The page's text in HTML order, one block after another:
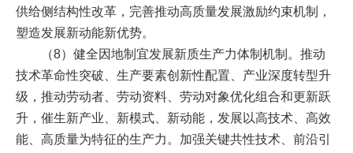
供给侧结构性改革，完善推动高质量发展激励约束机制，
塑造发展新动能新优势。
（8）健全因地制宜发展新质生产力体制机制。推动
技术革命性突破、生产要素创新性配置、产业深度转型升
级，推动劳动者、劳动资料、劳动对象优化组合和更新跃
升，催生新产业、新模式、新动能，发展以高技术、高效
能、高质量为特征的生产力。加强关键共性技术、前沿引